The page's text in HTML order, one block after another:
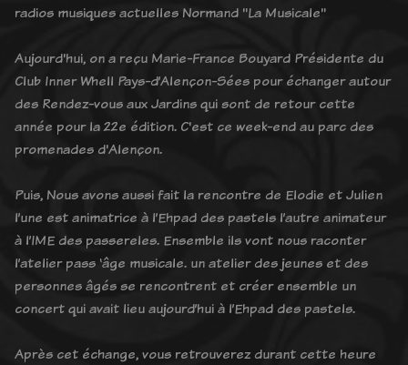
radios musiques actuelles Normand "La Musicale"
Aujourd'hui, on a reçu Marie-France Bouyard Présidente du
Club Inner Whell Pays-d’Alençon-Sées pour échanger autour
des Rendez-vous aux Jardins qui sont de retour cette
année pour la 22e édition. C'est ce week-end au parc des
promenades d'Alençon.
Puis, Nous avons aussi fait la rencontre de Elodie et Julien
l’une est animatrice à l’Ehpad des pastels l’autre animateur
à l’IME des passereles. Ensemble ils vont nous raconter
l’atelier pass ‘âge musicale. un atelier des jeunes et des
personnes âgés se rencontrent et créer ensemble un
concert qui avait lieu aujourd’hui à l’Ehpad des pastels.
Après cet échange, vous retrouverez durant cette heure